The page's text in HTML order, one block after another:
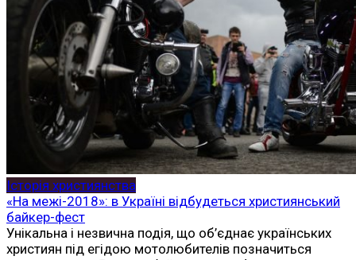
Історія християнства
«На межі-2018»: в Україні відбудеться християнський
байкер-фест
Унікальна і незвична подія, що об’єднає українських
християн під егідою мотолюбителів позначиться